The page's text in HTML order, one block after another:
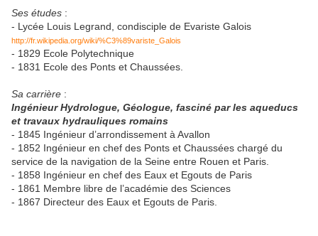
Ses études :
- Lycée Louis Legrand, condisciple de Evariste Galois
http://fr.wikipedia.org/wiki/%C3%89variste_Galois
- 1829 Ecole Polytechnique
- 1831 Ecole des Ponts et Chaussées.
Sa carrière :
Ingénieur Hydrologue, Géologue, fasciné par les aqueducs
et travaux hydrauliques romains
- 1845 Ingénieur d’arrondissement à Avallon
- 1852 Ingénieur en chef des Ponts et Chaussées chargé du
service de la navigation de la Seine entre Rouen et Paris.
- 1858 Ingénieur en chef des Eaux et Egouts de Paris
- 1861 Membre libre de l’académie des Sciences
- 1867 Directeur des Eaux et Egouts de Paris.